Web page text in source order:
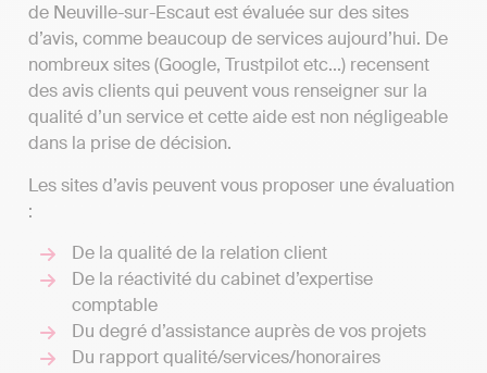
de Neuville-sur-Escaut est évaluée sur des sites
d’avis, comme beaucoup de services aujourd’hui. De
nombreux sites (Google, Trustpilot etc...) recensent
des avis clients qui peuvent vous renseigner sur la
qualité d’un service et cette aide est non négligeable
dans la prise de décision.
Les sites d’avis peuvent vous proposer une évaluation
:
De la qualité de la relation client
De la réactivité du cabinet d’expertise
comptable
Du degré d’assistance auprès de vos projets
Du rapport qualité/services/honoraires